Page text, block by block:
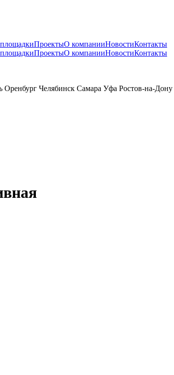
ПроектыО компанииНовостиКонтакты
ПроектыО компанииНовостиКонтакты
Оренбург Челябинск Самара Уфа Ростов-на-Дону